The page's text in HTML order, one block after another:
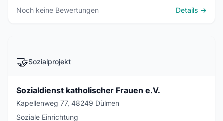
Noch keine Bewertungen Details →
🤝Sozialprojekt
Sozialdienst katholischer Frauen e.V.
Kapellenweg 77, 48249 Dülmen
Soziale Einrichtung